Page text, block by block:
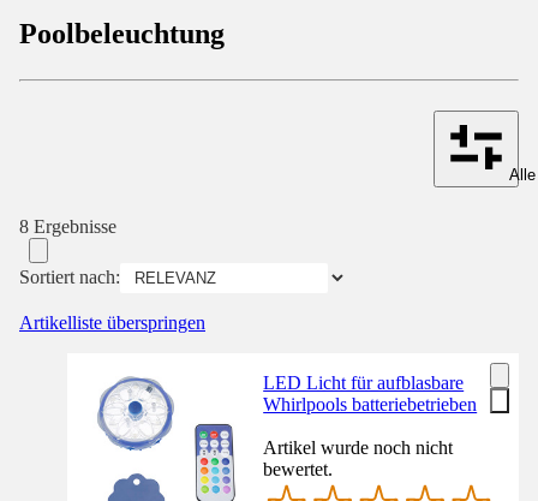
Poolbeleuchtung
8 Ergebnisse
Sortiert nach:
Artikelliste überspringen
LED Licht für aufblasbare
Whirlpools batteriebetrieben
Artikel wurde noch nicht
bewertet.